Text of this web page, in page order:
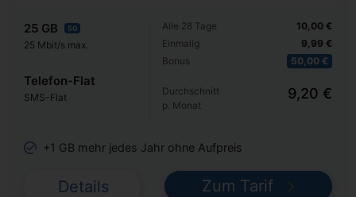
25 GB 5G
25 Mbit/s max.
Telefon-Flat
SMS-Flat
Alle 28 Tage
Einmalig
Bonus
10,00 €
9,99 €
50,00 €
Durchschnitt
p. Monat
9,20 €
+1 GB mehr jedes Jahr ohne Aufpreis
Details Zum Tarif